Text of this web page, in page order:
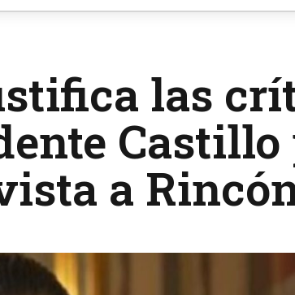
las
Castillo
a